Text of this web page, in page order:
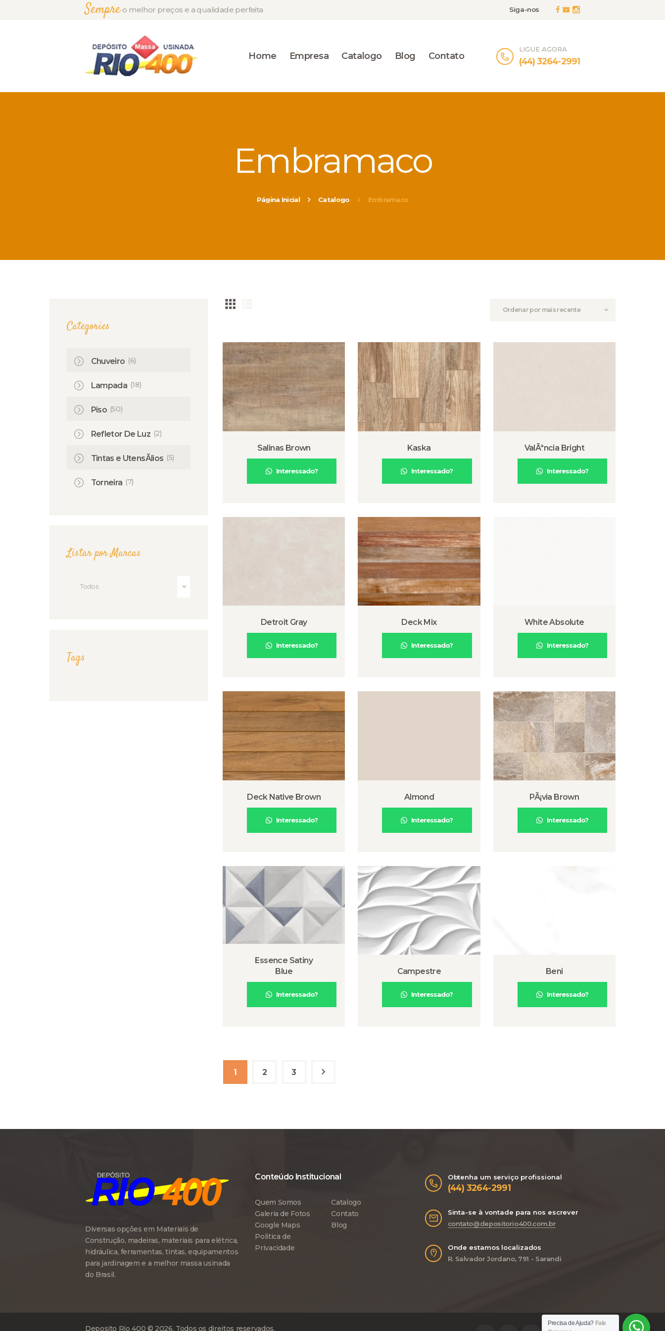
Sempreo melhor preços e a qualidade perfeita Siga-nos
Home Empresa Catalogo Blog Contato
LIGUE AGORA
(44) 3264-2991
Embramaco
Página Inicial Catalogo Embramaco
HOME
CATALOGO
Salinas Brown
Interessado?
Kaska
Interessado?
ValÃªncia Bright
Interessado?
Detroit Gray
Interessado?
Deck Mix
Interessado?
White Absolute
Interessado?
Deck Native Brown
Interessado?
Almond
Interessado?
PÃ¡via Brown
Interessado?
Essence Satiny
Blue
Interessado?
Campestre
Interessado?
Beni
Interessado?
1 2 3
Categories
Chuveiro (6)
Lampada (18)
Piso (50)
Refletor De Luz (2)
Tintas e UtensÃ­lios (5)
Torneira (7)
Listar por Marcas
Todos
Tags
Diversas opções em Materiais de
Construção, madeiras, materiais para elétrica,
hidráulica, ferramentas, tintas, equipamentos
para jardinagem e a melhor massa usinada
do Brasil.
Conteúdo Institucional
Quem Somos
Catalogo
Galeria de Fotos
Contato
Google Maps
Blog
Politica de
Privacidade
Obtenha um serviço profissional
(44) 3264-2991
Sinta-se à vontade para nos escrever
contato@depositorio400.com.br
Onde estamos localizados
R. Salvador Jordano, 791 - Sarandi
Deposito Rio 400 © 2026. Todos os direitos reservados.
Precisa de Ajuda? Fale